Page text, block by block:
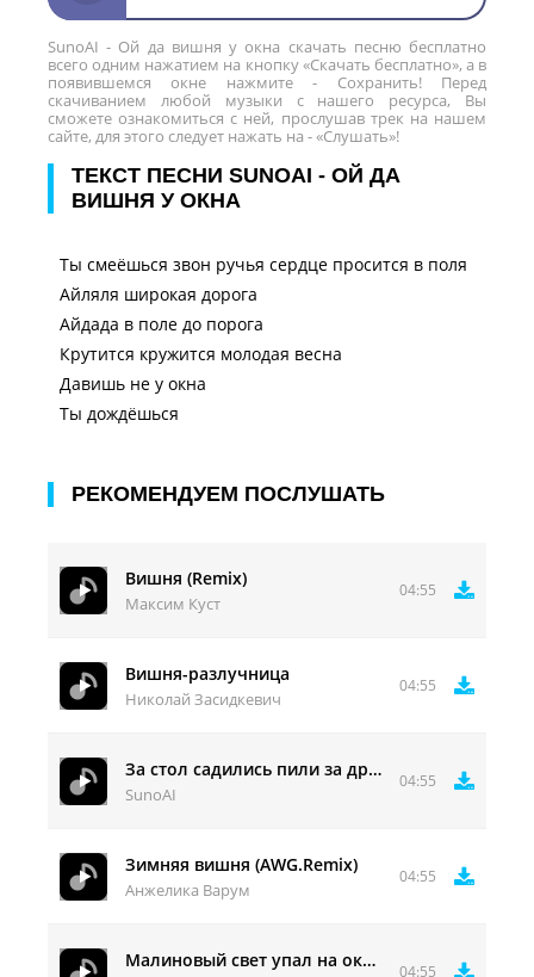
SunoAI - Ой да вишня у окна скачать песню бесплатно
всего одним нажатием на кнопку «Скачать бесплатно», а в
появившемся окне нажмите - Сохранить! Перед
скачиванием любой музыки с нашего ресурса, Вы
сможете ознакомиться с ней, прослушав трек на нашем
сайте, для этого следует нажать на - «Слушать»!
ТЕКСТ ПЕСНИ SUNOAI - ОЙ ДА
ВИШНЯ У ОКНА
Ты смеёшься звон ручья сердце просится в поля
Айляля широкая дорога
Айдада в поле до порога
Крутится кружится молодая весна
Давишь не у окна
Ты дождёшься
РЕКОМЕНДУЕМ ПОСЛУШАТЬ
Вишня (Remix)
Максим Куст
04:55
Вишня-разлучница
Николай Засидкевич
04:55
За стол садились пили за друзей
SunoAI
04:55
Зимняя вишня (AWG.Remix)
Анжелика Варум
04:55
Малиновый свет упал на окна
04:55